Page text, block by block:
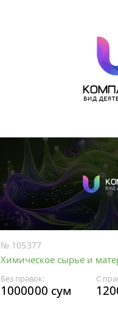
№ 105377
Химическое сырье и
Без правок:
1000000 сум
С